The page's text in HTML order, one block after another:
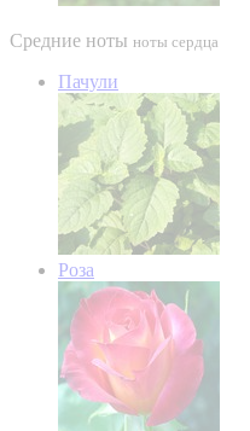
Средние ноты ноты сердца
Пачули
Роза